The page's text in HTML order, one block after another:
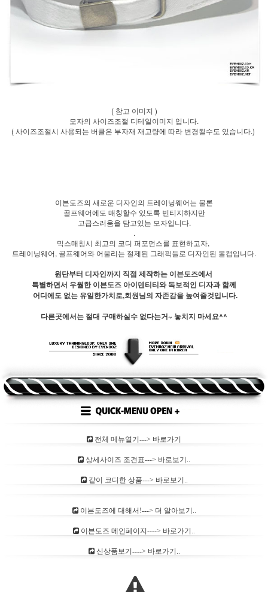
( 참고 이미지 )
모자의 사이즈조절 디테일이미지 입니다.
( 사이즈조절시 사용되는 버클은 부자재 재고량에 따라 변경될수도 있습니다.)
이븐도즈의 새로운 디자인의 트레이닝웨어는 물론
골프웨어에도 매칭할수 있도록 빈티지하지만
고급스러움을 담고있는 모자입니다.
.
믹스매칭시 최고의 코디 퍼포먼스를 표현하고자,
트레이닝웨어, 골프웨어와 어울리는 절제된 그래픽들로 디자인된 볼캡입니다.
원단부터 디자인까지 직접 제작하는 이븐도즈에서
특별하면서 우월한 이븐도즈 아이덴티티와 독보적인 디자과 함께
어디에도 없는 유일한가치로,회원님의 자존감을 높여줄것입니다.
다른곳에서는 절대 구매하실수 없다는거~ 놓치지 마세요^^
전체 메뉴열기---> 바로가기
상세사이즈 조견표---> 바로보기..
같이 코디한 상품---> 바로보기..
이븐도즈에 대해서!---> 더 알아보기..
이븐도즈 메인페이지----> 바로가기..
신상품보기----> 바로가기..